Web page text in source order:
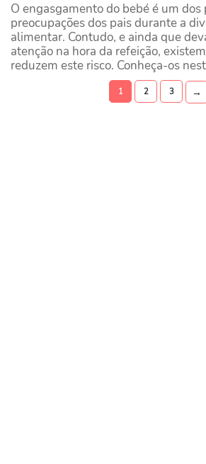
O engasgamento do bebé é um
preocupações dos pais durante a
alimentar. Contudo, e ainda que
atenção na hora da refeição,
reduzem este risco. Conheça-os
1 2 3 →